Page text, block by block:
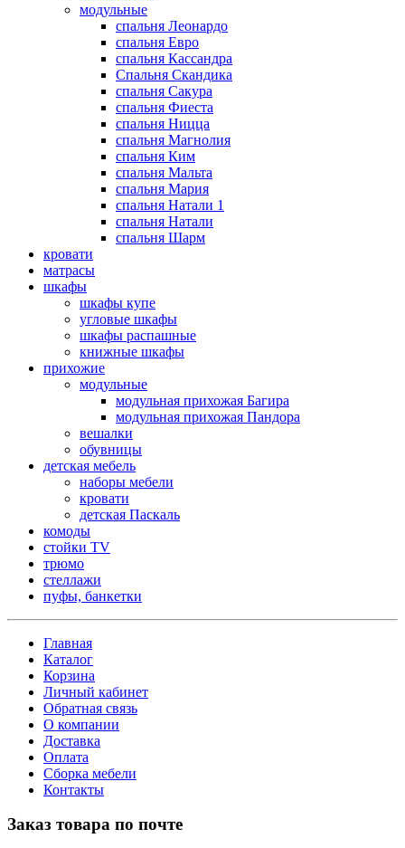
модульные
спальня Леонардо
спальня Евро
спальня Кассандра
Спальня Скандика
спальня Сакура
спальня Фиеста
спальня Ницца
спальня Магнолия
спальня Ким
спальня Мальта
спальня Мария
спальня Натали 1
спальня Натали
спальня Шарм
кровати
матрасы
шкафы
шкафы купе
угловые шкафы
шкафы распашные
книжные шкафы
прихожие
модульные
модульная прихожая Багира
модульная прихожая Пандора
вешалки
обувницы
детская мебель
наборы мебели
кровати
детская Паскаль
комоды
стойки TV
трюмо
стеллажи
пуфы, банкетки
Главная
Каталог
Корзина
Личный кабинет
Обратная связь
О компании
Доставка
Оплата
Сборка мебели
Контакты
Заказ товара по почте